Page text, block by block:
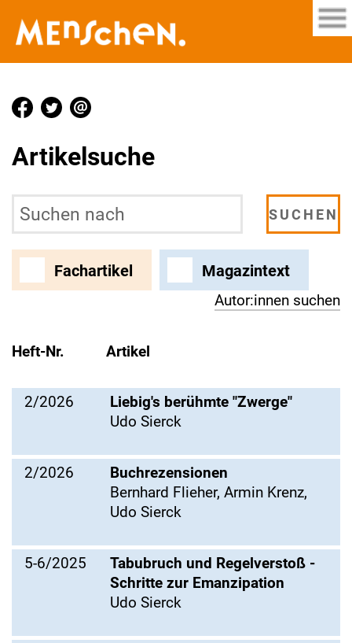
Artikelsuche
Fachartikel Magazintext
Autor:innen suchen
Heft-Nr. Artikel
2/2026
Liebig's berühmte "Zwerge"
Udo Sierck
2/2026
Buchrezensionen
Bernhard Flieher, Armin Krenz,
Udo Sierck
5-6/2025
Tabubruch und Regelverstoß -
Schritte zur Emanzipation
Udo Sierck